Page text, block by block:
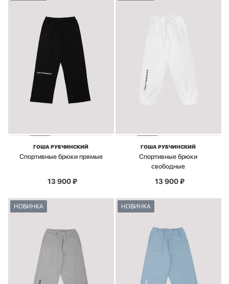
ГОША РУБЧИНСКИЙ
Спортивные брюки прямые
13 900₽
ГОША РУБЧИНСКИЙ
Спортивные брюки
свободные
13 900₽
НОВИНКА НОВИНКА